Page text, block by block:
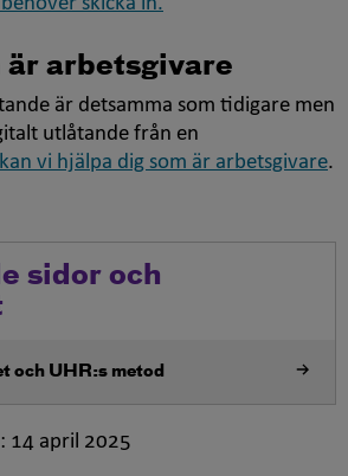
är arbetsgivare
är detsamma som tidigare men
utlåtande från en
vi hjälpa dig som är arbetsgivare.
sidor och
och UHR:s metod
14 april 2025